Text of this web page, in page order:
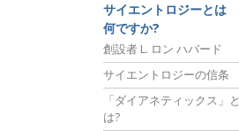
サイエントロジーとは
何ですか?
創設者 L. ロン ハバード
サイエントロジーの信条
「ダイアネティックス」と
は?